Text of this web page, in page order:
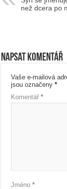
než dcera po
Napsat komentář
Vaše e-mailová
jsou označeny*
Komentář*
Jméno*